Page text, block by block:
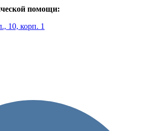
помощи:
10, корп. 1